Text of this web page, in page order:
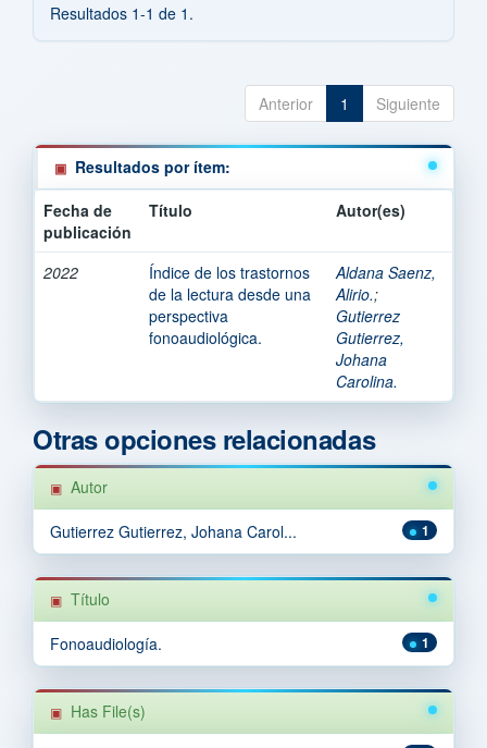
Resultados 1-1 de 1.
Anterior 1 Siguiente
Resultados por ítem:
Fecha de
publicación
Título Autor(es)
2022
Índice de los trastornos
de la lectura desde una
perspectiva
fonoaudiológica.
Aldana Saenz,
Alirio.;
Gutierrez
Gutierrez,
Johana
Carolina.
Otras opciones relacionadas
Autor
1
Gutierrez Gutierrez, Johana Carol...
Título
1
Fonoaudiología.
Has File(s)